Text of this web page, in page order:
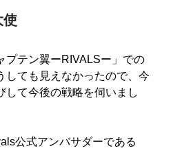
テン翼ーRIVALSー」での
しても見えなかったので、今
して今後の戦略を伺いまし
公式アンバサダーである